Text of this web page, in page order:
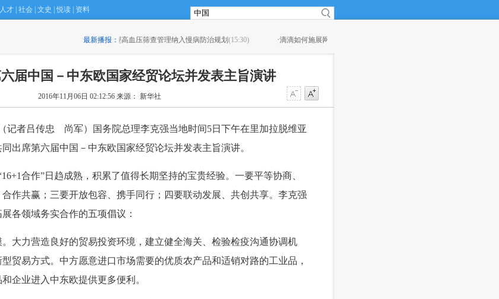
人才 社会 文史 悦读 资料
最新播报：
筛查管理纳入慢病防治规划(15:30) ·滴滴如何施展网约车攻守平衡术？(15:08)
届中国－中东欧国家经贸论坛并发表主旨演讲
2016年11月06日 02:12:56 来源： 新华社
者吕传忠 尚军）国务院总理李克强当地时间5日下午在里加拉脱维亚
出席第六届中国－中东欧国家经贸论坛并发表主旨演讲。
合作”日趋成熟，积累了值得长期坚持的宝贵经验。一要平等协商、
作共赢；三要开放包容、携手同行；四要联动发展、共创共享。李克强
各领域务实合作的五项倡议：
力营造良好的贸易投资环境，建立健全海关、检验检疫沟通协调机
贸易方式。中方愿意进口市场需要的优质农产品和适销对路的工业品，
企业进入中东欧提供更多便利。